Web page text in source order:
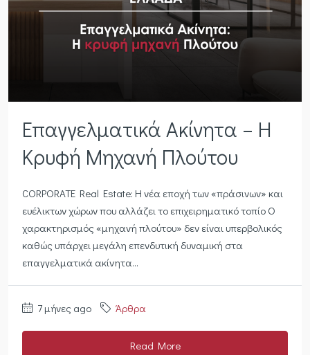
Επαγγελματικά Ακίνητα – Η
Κρυφή Μηχανή Πλούτου
CORPORATE Real Estate: Η νέα εποχή των «πράσινων» και
ευέλικτων χώρων που αλλάζει το επιχειρηματικό τοπίο Ο
χαρακτηρισμός «μηχανή πλούτου» δεν είναι υπερβολικός
καθώς υπάρχει μεγάλη επενδυτική δυναμική στα
επαγγελματικά ακίνητα...
7 μήνες ago Άρθρα
Read More